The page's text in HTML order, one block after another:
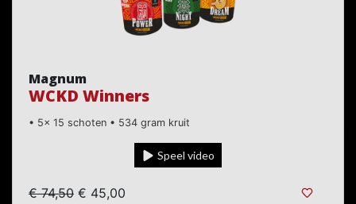
Magnum
WCKD Winners
• 5x 15 schoten • 534 gram kruit
Speel video
€ 74,50 € 45,00